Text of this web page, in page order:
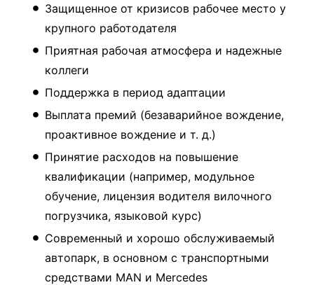
Защищенное от кризисов рабочее место у
крупного работодателя
Приятная рабочая атмосфера и надежные
коллеги
Поддержка в период адаптации
Выплата премий (безаварийное вождение,
проактивное вождение и т. д.)
Принятие расходов на повышение
квалификации (например, модульное
обучение, лицензия водителя вилочного
погрузчика, языковой курс)
Современный и хорошо обслуживаемый
автопарк, в основном с транспортными
средствами MAN и Mercedes